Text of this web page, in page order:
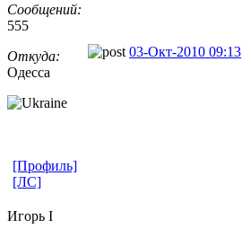
Сообщений:
555
Откуда:
Одесса
03-Окт-2010 09:13
[Профиль]
[ЛС]
Игорь I